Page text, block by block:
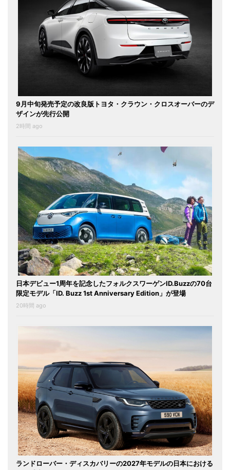
9月中旬発売予定の改良版トヨタ・クラウン・クロスオーバーのデ
ザインが先行公開
2時間 ago
日本デビュー1周年を記念したフォルクスワーゲンID.Buzzの70台
限定モデル「ID. Buzz 1st Anniversary Edition」が登場
20時間 ago
ランドローバー・ディスカバリーの2027年モデルの日本における